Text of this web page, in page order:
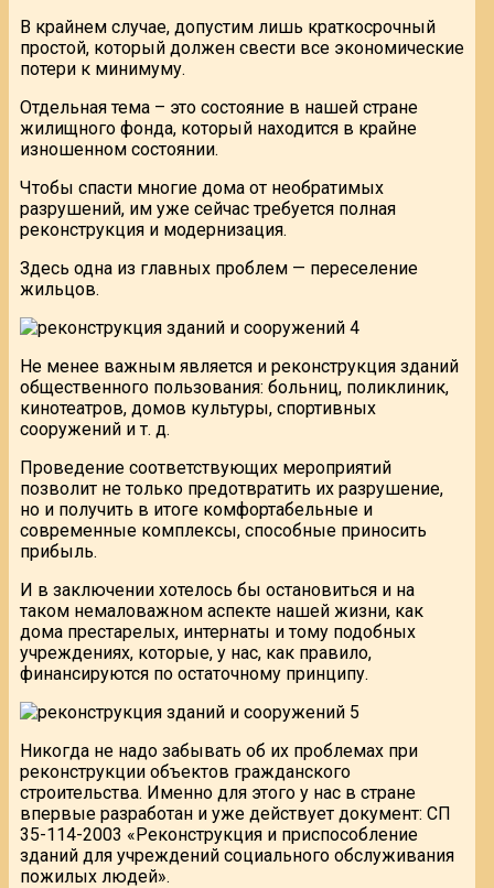
В крайнем случае, допустим лишь краткосрочный
простой, который должен свести все экономические
потери к минимуму.
Отдельная тема – это состояние в нашей стране
жилищного фонда, который находится в крайне
изношенном состоянии.
Чтобы спасти многие дома от необратимых
разрушений, им уже сейчас требуется полная
реконструкция и модернизация.
Здесь одна из главных проблем — переселение
жильцов.
Не менее важным является и реконструкция зданий
общественного пользования: больниц, поликлиник,
кинотеатров, домов культуры, спортивных
сооружений и т. д.
Проведение соответствующих мероприятий
позволит не только предотвратить их разрушение,
но и получить в итоге комфортабельные и
современные комплексы, способные приносить
прибыль.
И в заключении хотелось бы остановиться и на
таком немаловажном аспекте нашей жизни, как
дома престарелых, интернаты и тому подобных
учреждениях, которые, у нас, как правило,
финансируются по остаточному принципу.
Никогда не надо забывать об их проблемах при
реконструкции объектов гражданского
строительства. Именно для этого у нас в стране
впервые разработан и уже действует документ: СП
35-114-2003 «Реконструкция и приспособление
зданий для учреждений социального обслуживания
пожилых людей».